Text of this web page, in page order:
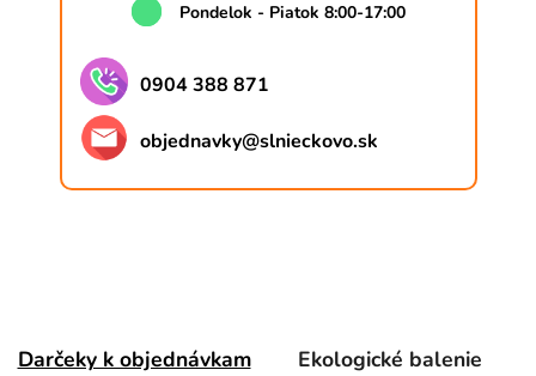
Pondelok - Piatok 8:00-17:00
0904 388 871
objednavky@slnieckovo.sk
Darčeky k objednávkam
Ekologické balenie